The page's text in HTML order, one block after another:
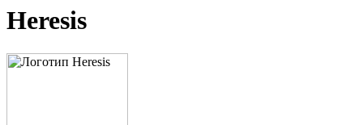
Heresis